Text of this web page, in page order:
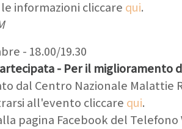
informazioni cliccare qui.
- 18.00/19.30
- Per il miglioramento
dal Centro Nazionale Malattie
all'evento cliccare qui.
pagina Facebook del